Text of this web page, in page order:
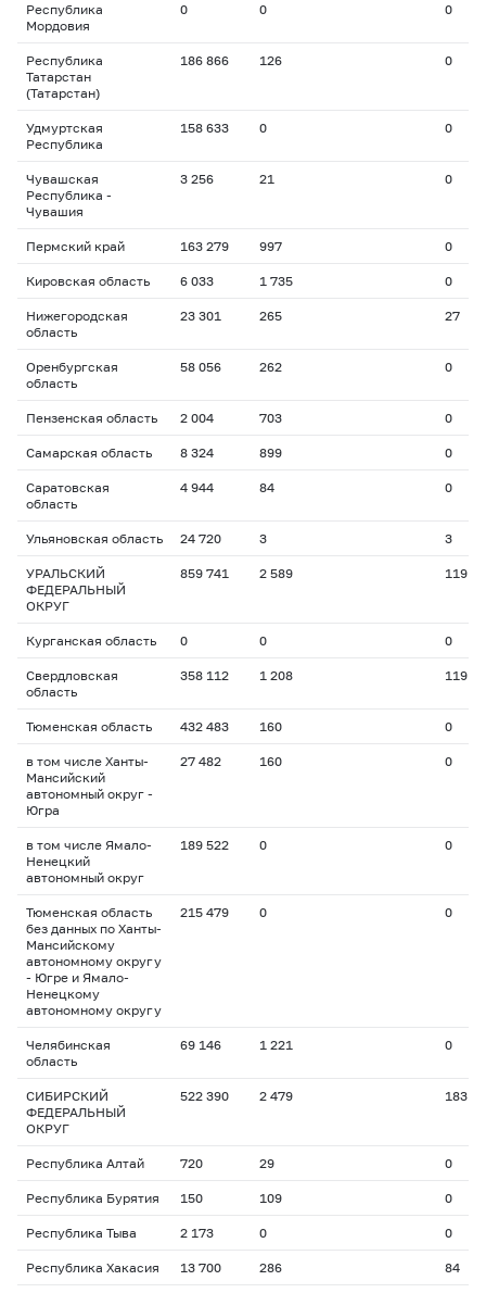
Республика
Мордовия
0 0 0
Республика
Татарстан
(Татарстан)
186 866 126 0
Удмуртская
Республика
158 633 0 0
Чувашская
Республика -
Чувашия
3 256 21 0
Пермский край 163 279 997 0
Кировская область 6 033 1 735 0
Нижегородская
область
23 301 265 27
Оренбургская
область
58 056 262 0
Пензенская область 2 004 703 0
Самарская область 8 324 899 0
Саратовская
область
4 944 84 0
Ульяновская область 24 720 3 3
УРАЛЬСКИЙ
ФЕДЕРАЛЬНЫЙ
ОКРУГ
859 741 2 589 119
Курганская область 0 0 0
Свердловская
область
358 112 1 208 119
Тюменская область 432 483 160 0
в том числе Ханты-
Мансийский
автономный округ -
Югра
27 482 160 0
в том числе Ямало-
Ненецкий
автономный округ
189 522 0 0
Тюменская область
без данных по Ханты-
Мансийскому
автономному округу
- Югре и Ямало-
Ненецкому
автономному округу
215 479 0 0
Челябинская
область
69 146 1 221 0
СИБИРСКИЙ
ФЕДЕРАЛЬНЫЙ
ОКРУГ
522 390 2 479 183
Республика Алтай 720 29 0
Республика Бурятия 150 109 0
Республика Тыва 2 173 0 0
Республика Хакасия 13 700 286 84